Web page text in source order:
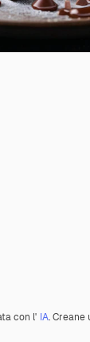
con l' IA. Creane